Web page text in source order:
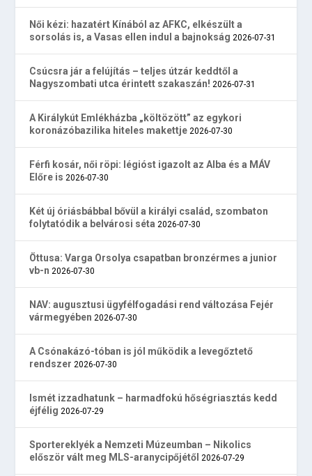
Női kézi: hazatért Kínából az AFKC, elkészült a
sorsolás is, a Vasas ellen indul a bajnokság 2026-07-31
Csúcsra jár a felújítás – teljes útzár keddtől a
Nagyszombati utca érintett szakaszán! 2026-07-31
A Királykút Emlékházba „költözött” az egykori
koronázóbazilika hiteles makettje 2026-07-30
Férfi kosár, női röpi: légióst igazolt az Alba és a MÁV
Előre is 2026-07-30
Két új óriásbábbal bővül a királyi család, szombaton
folytatódik a belvárosi séta 2026-07-30
Öttusa: Varga Orsolya csapatban bronzérmes a junior
vb-n 2026-07-30
NAV: augusztusi ügyfélfogadási rend változása Fejér
vármegyében 2026-07-30
A Csónakázó-tóban is jól működik a levegőztető
rendszer 2026-07-30
Ismét izzadhatunk – harmadfokú hőségriasztás kedd
éjfélig 2026-07-29
Sportereklyék a Nemzeti Múzeumban – Nikolics
először vált meg MLS-aranycipőjétől 2026-07-29